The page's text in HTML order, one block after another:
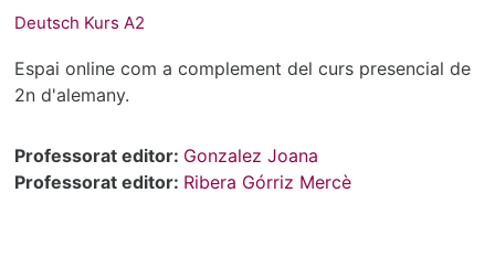
Deutsch Kurs A2
Espai online com a complement del curs presencial de
2n d'alemany.
Professorat editor: Gonzalez Joana
Professorat editor: Ribera Górriz Mercè